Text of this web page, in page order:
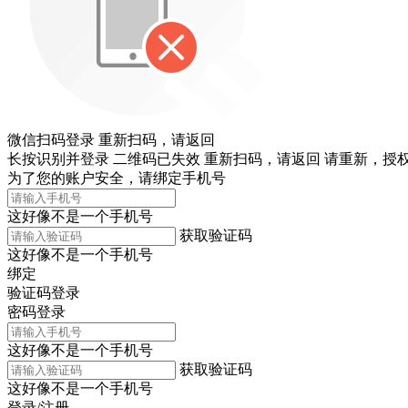
微信扫码登录 重新扫码， 请返回
长按识别并登录 二维码已失效 重新扫码， 请返回 请重新， 授
为了您的账户安全，请绑定手机号
这好像不是一个手机号
获取验证码
这好像不是一个手机号
绑定
验证码登录
密码登录
这好像不是一个手机号
获取验证码
这好像不是一个手机号